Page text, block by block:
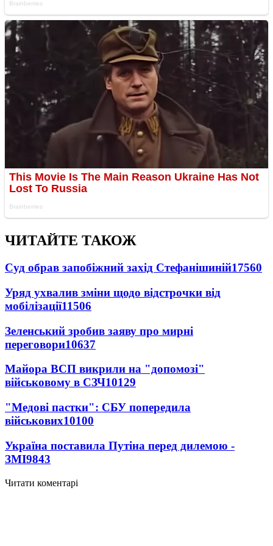
ЧИТАЙТЕ ТАКОЖ
Суд обрав запобіжний захід Стефанішиній17560
Уряд ухвалив зміни щодо відстрочки від
мобілізації11506
Зеленський зробив заяву про мирні
переговори10637
Майора ВСП викрили на "допомозі"
військовому в СЗЧ10129
"Медові пастки": СБУ попередила
військових10100
Україна поставила Путіна перед дилемою -
ЗМІ9843
Читати коментарі